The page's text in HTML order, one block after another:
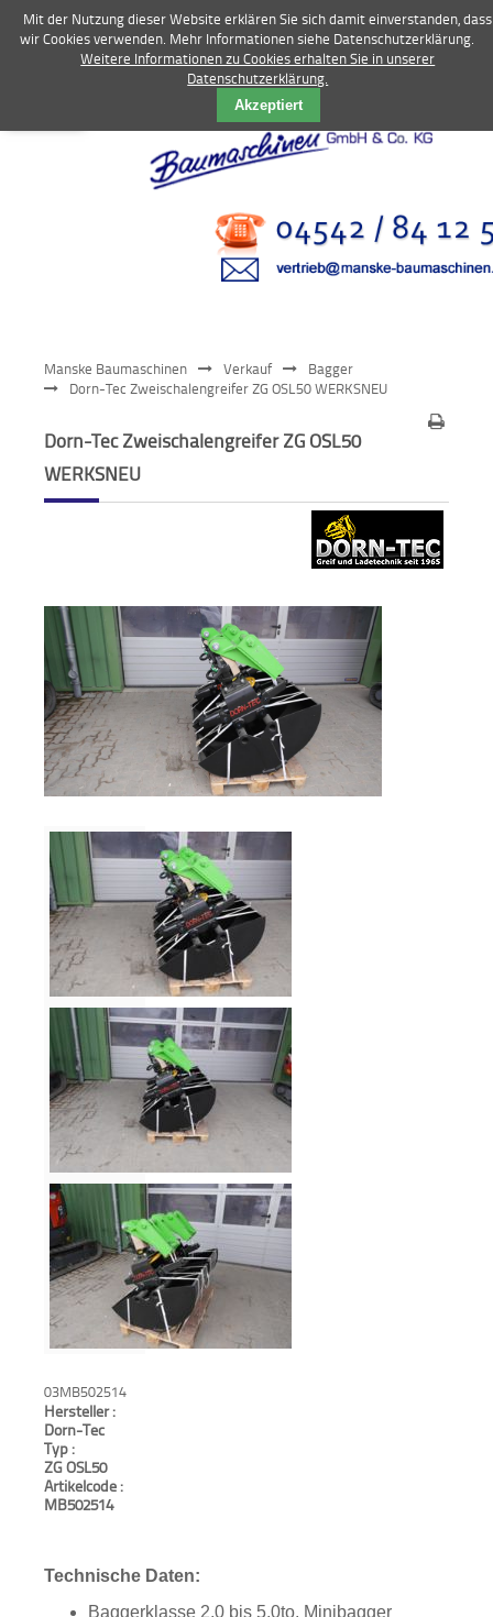
Bagger
Kommunaltechnik
Anbaugeräte
Sonstiges
Radlader
Fahrzeuge
Stromerzeuger
Vibrationstechnik
Anbaugeräte
Sonstiges
Sonderaktionen
Aktionen
und
Angebote
Anfahrt
Manske Baumaschinen Verkauf
Bagger
Dorn-Tec Zweischalengreifer ZG OSL50 WERKSNEU
Dorn-Tec Zweischalengreifer ZG OSL50
WERKSNEU
03MB502514
Hersteller :
Dorn-Tec
Typ :
ZG OSL50
Artikelcode :
MB502514
Technische Daten:
Baggerklasse 2,0 bis 5,0to. Minibagger
Mit der Nutzung dieser Website erklären Sie sich damit einverstanden, dass
wir Cookies verwenden. Mehr Informationen siehe Datenschutzerklärung.
Weitere Informationen zu Cookies erhalten Sie in unserer
Datenschutzerklärung.
Akzeptiert